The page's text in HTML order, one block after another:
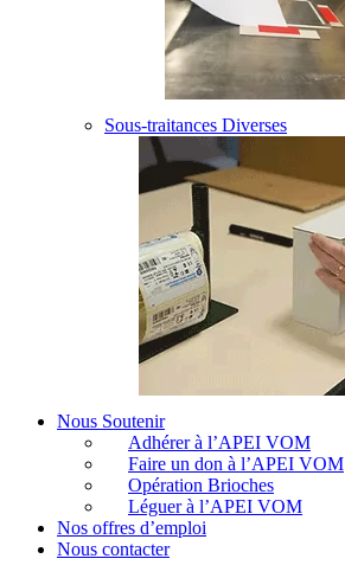
Sous-traitances Diverses
Nous Soutenir
Adhérer à l’APEI VOM
Faire un don à l’APEI VOM
Opération Brioches
Léguer à l’APEI VOM
Nos offres d’emploi
Nous contacter